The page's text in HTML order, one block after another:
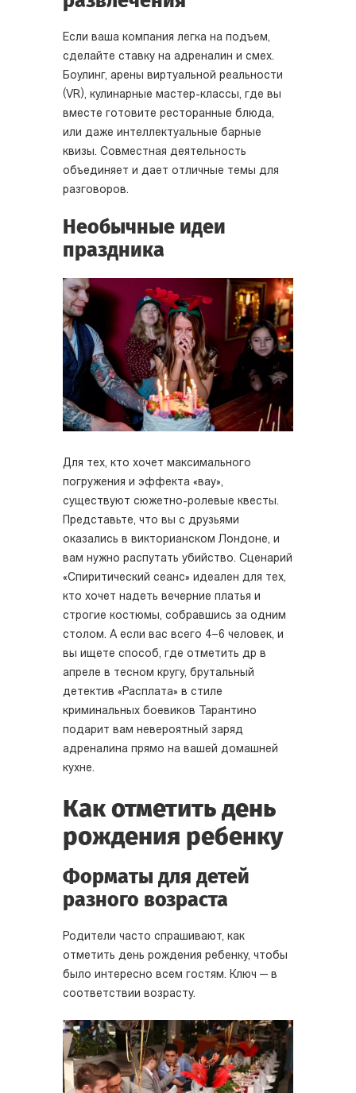
Если ваша компания легка на подъем,
сделайте ставку на адреналин и смех.
Боулинг, арены виртуальной реальности
(VR), кулинарные мастер-классы, где вы
вместе готовите ресторанные блюда,
или даже интеллектуальные барные
квизы. Совместная деятельность
объединяет и дает отличные темы для
разговоров.
Необычные идеи
праздника
Для тех, кто хочет максимального
погружения и эффекта «вау»,
существуют сюжетно-ролевые квесты.
Представьте, что вы с друзьями
оказались в викторианском Лондоне, и
вам нужно распутать убийство. Сценарий
«Спиритический сеанс» идеален для тех,
кто хочет надеть вечерние платья и
строгие костюмы, собравшись за одним
столом. А если вас всего 4–6 человек, и
вы ищете способ, где отметить др в
апреле в тесном кругу, брутальный
детектив «Расплата» в стиле
криминальных боевиков Тарантино
подарит вам невероятный заряд
адреналина прямо на вашей домашней
кухне.
Как отметить день
рождения ребенку
Форматы для детей
разного возраста
Родители часто спрашивают, как
отметить день рождения ребенку, чтобы
было интересно всем гостям. Ключ — в
соответствии возрасту.